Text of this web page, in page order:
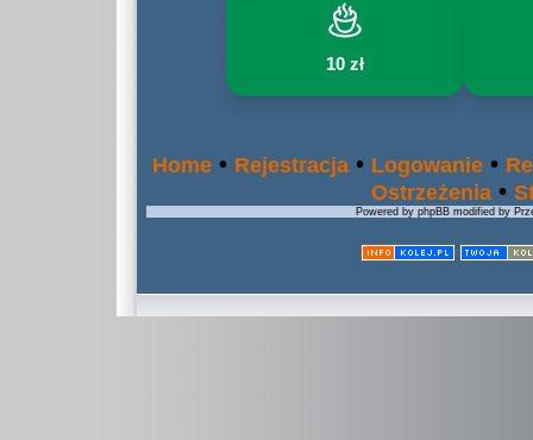
10 zł
Home • Rejestracja • Logowanie •
Ostrzeżenia •
Powered by phpBB modified by